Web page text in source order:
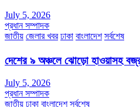
July 5, 2026
প্রধান সম্পাদক
জাতীয় জেলার খবর ঢাকা বাংলাদেশ সর্বশেষ
দেশের ৯ অঞ্চলে ঝোড়ো হাওয়াসহ
July 5, 2026
প্রধান সম্পাদক
জাতীয় ঢাকা বাংলাদেশ সর্বশেষ